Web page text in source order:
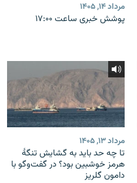
مرداد ۱۴, ۱۴۰۵
پوشش خبری ساعت ۱۷:۰۰
مرداد ۱۳, ۱۴۰۵
تا چه حد باید به گشایش تنگهٔ
هرمز خوشبین بود؟ در گفت‌وگو با
دامون گلریز